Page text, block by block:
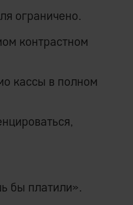
ограничено.
контрастном
кассы в полном
бы платили».